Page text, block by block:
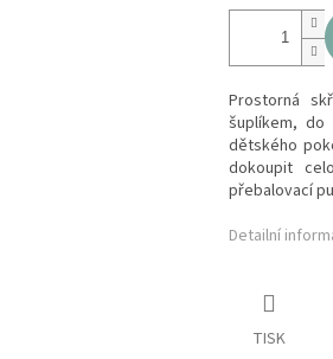
Prostorná
šuplíkem, do
dětského
dokoupit
přebalovací
Detailní
TISK